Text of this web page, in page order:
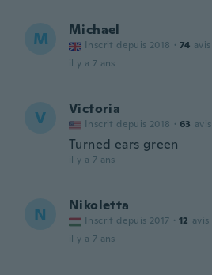
M Michael
Inscrit depuis 2018 · 74 avis
il y a 7 ans
V Victoria
Inscrit depuis 2018 · 63 avis
Turned ears green
il y a 7 ans
N Nikoletta
Inscrit depuis 2017 · 12 avis
il y a 7 ans